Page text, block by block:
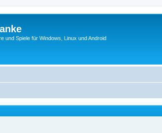
und Spiele für Windows, Linux und Android